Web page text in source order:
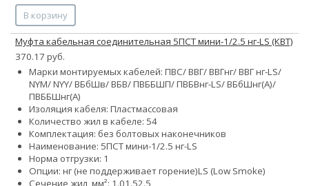
В корзину
Муфта кабельная соединительная 5ПСТ мини-1/2.5 нг-LS (КВТ)
370.17 руб.
Марки монтируемых кабелей: ПВС/ ВВГ/ ВВГнг/ ВВГ нг-LS/
NYM/ NYY/ ВБбШв/ ВБВ/ ПВББШП/ ПВБВнг-LS/ ВБбШнг(А)/
ПВББШнг(А)
Изоляция кабеля: Пластмассовая
Количество жил в кабеле: 54
Комплектация: без болтовых наконечников
Наименование: 5ПСТ мини-1/2.5 нг-LS
Норма отгрузки: 1
Опции: нг (не поддерживает горение)LS (Low Smoke)
Сечение жил, мм²: 1.01.52.5